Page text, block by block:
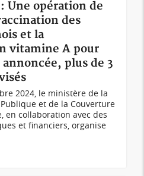
Une opération de
des
et la
vitamine A pour
plus de 3
2024, le ministère de la
et de la Couverture
en collaboration avec des
et financiers, organise